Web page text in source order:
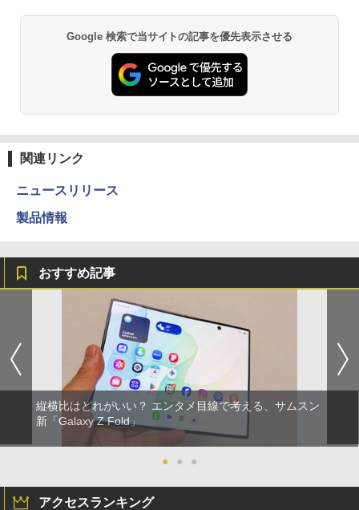
Google 検索で当サイトの記事を優先表示させる
関連リンク
ニュースリリース
製品情報
おすすめ記事
縦横比はどれがいい？ エンタメ目線で考える、サムスン
新「Galaxy Z Fold」
● ● ●
アクセスランキング